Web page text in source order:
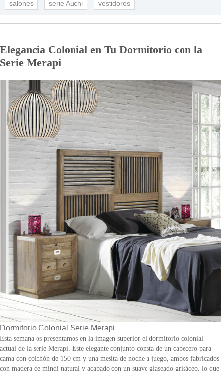
salones serie Auchi vestidores
Elegancia Colonial en Tu Dormitorio con la
Serie Merapi
Dormitorio Colonial Serie Merapi
Esta semana os presentamos en la imagen superior el dormitorio colonial
actual de la serie Merapi. Este elegante conjunto consta de un cabecero para
cama con colchón de 150 cm y una mesita de noche a juego, ambos fabricados
con madera de mindi natural y acabado con un suave glaseado grisáceo, lo que